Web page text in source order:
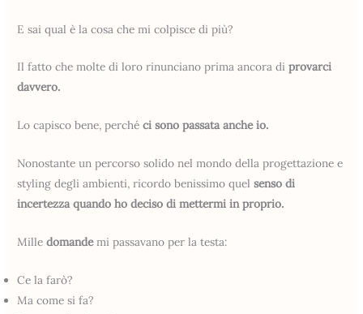
E sai qual è la cosa che mi colpisce di più?
Il fatto che molte di loro rinunciano prima ancora diprovarci
davvero.
Lo capisco bene, perchéci sono passata anche io.
Nonostante un percorso solido nel mondo della progettazione e
styling degli ambienti, ricordo benissimo quelsenso di
incertezza quando ho deciso di mettermi in proprio.
Milledomandemi passavano per la testa:
Ce la farò?
Ma come si fa?